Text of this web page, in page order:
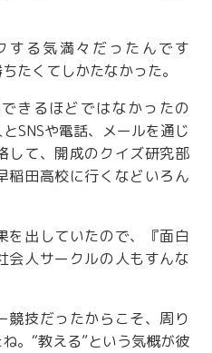
する気満々だったんです
たくてしかたなかった。
きるほどではなかったの
SNSや電話、メールを通じ
して、開成のクイズ研究部
稲田高校に行くなどいろん
を出していたので、『面白
会人サークルの人もすんな
競技だったからこそ、周り
。“教える”という気概が彼